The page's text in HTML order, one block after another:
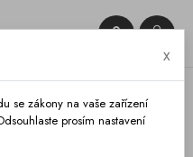


x
se zákony na vaše zařízení
prosím nastavení